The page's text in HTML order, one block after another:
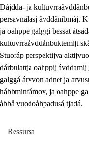
Dájdda- ja
persåvnålasj åvddånibmáj.
ja oahppe galggi bessat
kultuvrraåvddånbuktemijt
Stuoráp perspektijva
dárbulattja oahppij
galggá árvvon adnet ja
hábbminfámov, ja oahppe
åbbå vuodoåhpadusá tjadá.
Ressursa